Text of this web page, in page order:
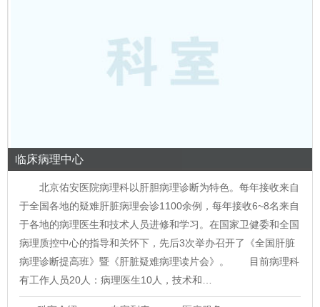
临床病理中心
北京佑安医院病理科以肝胆病理诊断为特色。每年接收来自
于全国各地的疑难肝脏病理会诊1100余例，每年接收6~8名来自
于各地的病理医生和技术人员进修和学习。在国家卫健委和全国
病理质控中心的指导和关怀下，先后3次举办召开了《全国肝脏
病理诊断提高班》暨《肝脏疑难病理读片会》。 目前病理科
有工作人员20人：病理医生10人，技术和…